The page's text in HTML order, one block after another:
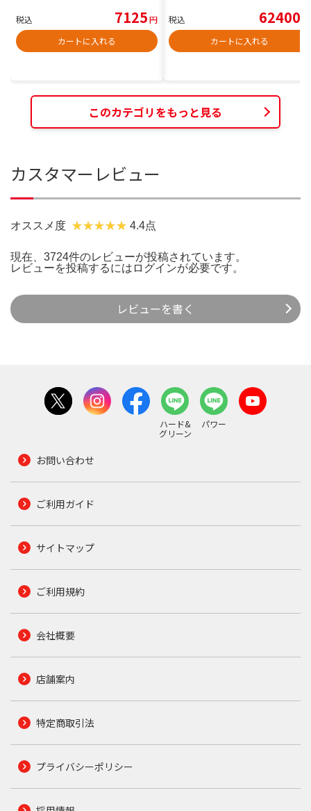
税込 7125円
カートに入れる
税込 62400
カートに入れる
このカテゴリをもっと見る
カスタマーレビュー
オススメ度 4.4点
現在、3724件のレビューが投稿されています。
レビューを投稿するには ログインが必要です。
レビューを書く
ハード&
グリーン
パワー
お問い合わせ
ご利用ガイド
サイトマップ
ご利用規約
会社概要
店舗案内
特定商取引法
プライバシーポリシー